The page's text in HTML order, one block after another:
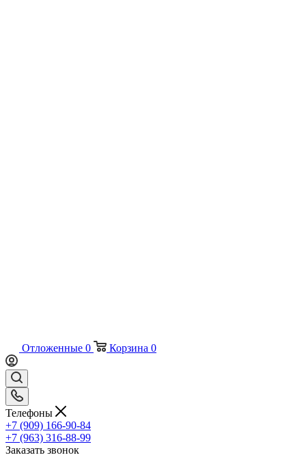
Отложенные 0 Корзина 0
Телефоны
+7 (909) 166-90-84
+7 (963) 316-88-99
Заказать звонок